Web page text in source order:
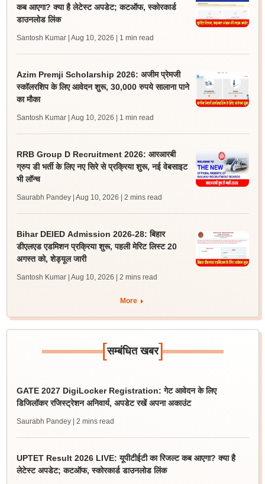
कब आएगा? क्या है लेटेस्ट अपडेट; कटऑफ, स्कोरकार्ड
डाउनलोड लिंक
Santosh Kumar | Aug 10, 2026 | 1 min read
Azim Premji Scholarship 2026: अजीम प्रेमजी
स्कॉलरशिप के लिए आवेदन शुरू, 30,000 रुपये सालाना पाने
का मौका
Santosh Kumar | Aug 10, 2026 | 1 min read
RRB Group D Recruitment 2026: आरआरबी
ग्रुप डी भर्ती के लिए नए सिरे से प्रक्रिया शुरू, नई वेबसाइट
भी लॉन्च
Saurabh Pandey | Aug 10, 2026 | 2 mins read
Bihar DElED Admission 2026-28: बिहार
डीएलएड एडमिशन प्रक्रिया शुरू, पहली मेरिट लिस्ट 20
अगस्त को, शेड्यूल जारी
Santosh Kumar | Aug 10, 2026 | 2 mins read
More
[सम्बंधित खबर]
GATE 2027 DigiLocker Registration: गेट आवेदन के लिए
डिजिलॉकर रजिस्ट्रेशन अनिवार्य, अपडेट रखें अपना अकाउंट
Saurabh Pandey | 2 mins read
UPTET Result 2026 LIVE: यूपीटीईटी का रिजल्ट कब आएगा? क्या है
लेटेस्ट अपडेट; कटऑफ, स्कोरकार्ड डाउनलोड लिंक